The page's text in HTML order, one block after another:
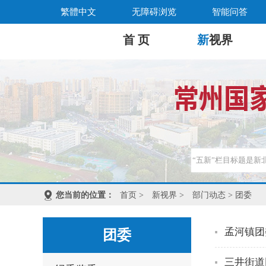
繁體中文 无障碍浏览 智能问答
首 页 新视界
您当前的位置： 首页 > 新视界 > 部门动态 > 团委
团委 孟河镇
三井街